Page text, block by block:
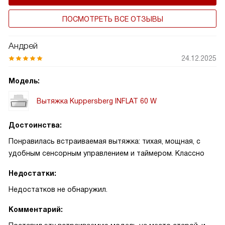
попадать внутрь холодному воздуху.
ПОСМОТРЕТЬ ВСЕ ОТЗЫВЫ
Андрей
24.12.2025
Модель:
Вытяжка Kuppersberg INFLAT 60 W
Достоинства:
Понравилась встраиваемая вытяжка: тихая, мощная, с
удобным сенсорным управлением и таймером. Классно
Недостатки:
Недостатков не обнаружил.
Комментарий: